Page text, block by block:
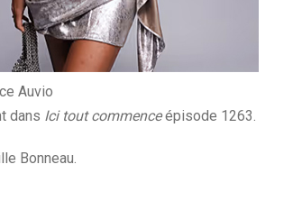
Auvio
dans Ici tout commenceépisode 1263.
Bonneau.